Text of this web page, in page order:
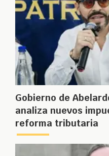
Gobierno de
analiza nuevos
reforma tributaria